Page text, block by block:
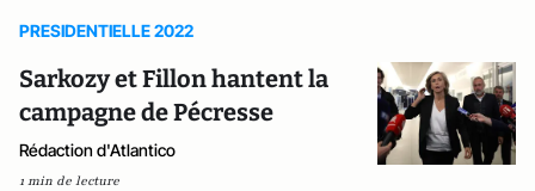
PRESIDENTIELLE 2022
Sarkozy et Fillon hantent la
campagne de Pécresse
Rédaction d'Atlantico
1 min de lecture